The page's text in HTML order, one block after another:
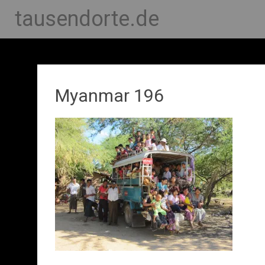
tausendorte.de
Myanmar 196